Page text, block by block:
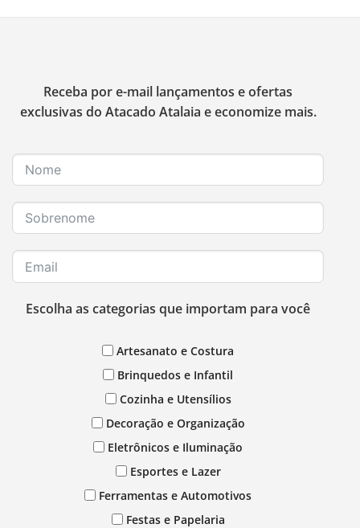
Receba por e-mail lançamentos e ofertas
exclusivas do Atacado Atalaia e economize mais.
Escolha as categorias que importam para você
Artesanato e Costura
Brinquedos e Infantil
Cozinha e Utensílios
Decoração e Organização
Eletrônicos e Iluminação
Esportes e Lazer
Ferramentas e Automotivos
Festas e Papelaria